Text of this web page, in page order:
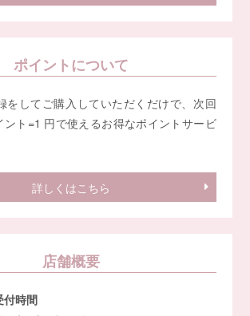
ポイントについて
をしてご購入していただくだけで、次回
ント=1 円で使えるお得なポイントサービ
詳しくはこちら
店舗概要
付時間